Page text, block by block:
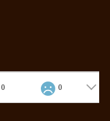
0 0